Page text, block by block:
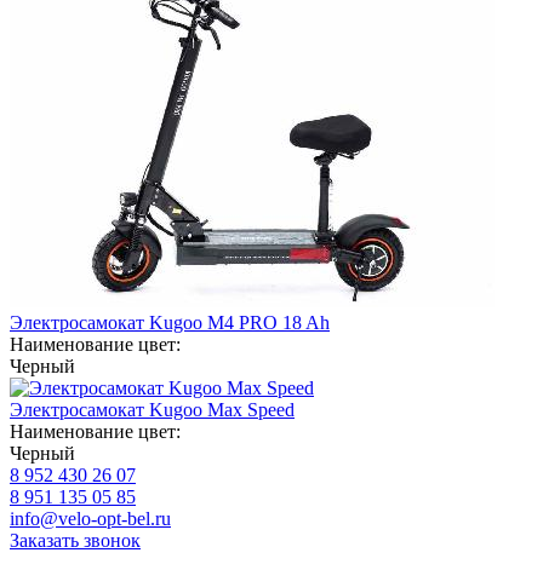
Электросамокат Kugoo M4 PRO 18 Ah
Наименование цвет:
Черный
Электросамокат Kugoo Max Speed
Наименование цвет:
Черный
8 952 430 26 07
8 951 135 05 85
info@velo-opt-bel.ru
Заказать звонок